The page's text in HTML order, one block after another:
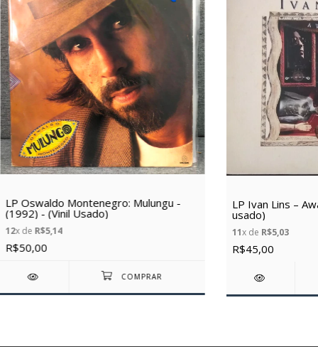
LP Oswaldo Montenegro: Mulungu -
(1992) - (Vinil Usado)
12x de R$5,14
R$50,00
LP Ivan Lins –
usado)
11x de R$5,03
R$45,00